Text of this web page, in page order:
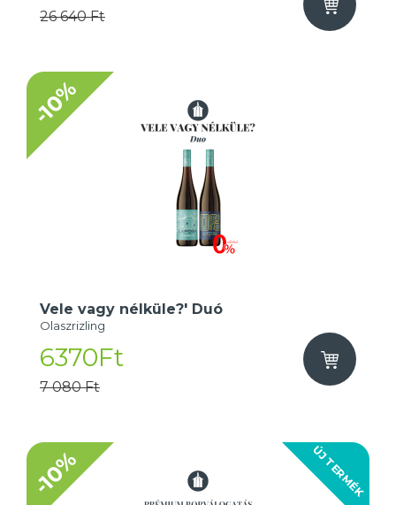
26 640 Ft
-10%
Vele vagy nélküle?' Duó
Olaszrizling
6370Ft
7 080 Ft
ÚJ TERMÉK
-10%